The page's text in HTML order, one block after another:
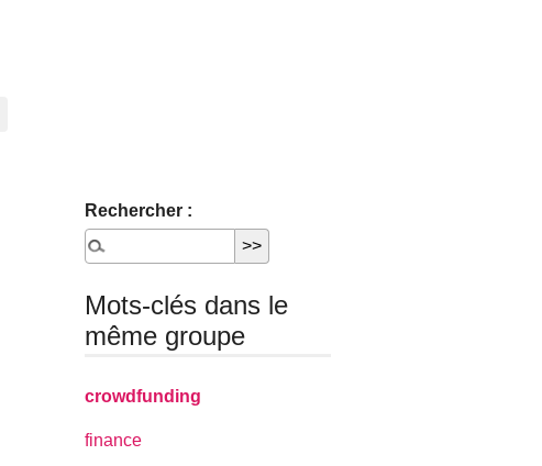
Rechercher :
Mots-clés dans le
même groupe
crowdfunding
finance